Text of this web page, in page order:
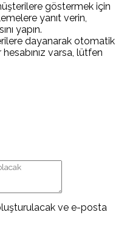
göstermek için
yanıt verin,
yapın.
dayanarak otomatik
varsa, lütfen
ve e-posta